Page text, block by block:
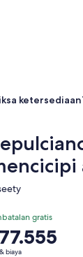
ketersediaan
gratis
biaya